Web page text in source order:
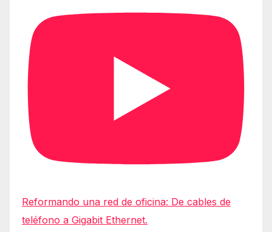
Reformando una red de oficina: De cables de
teléfono a Gigabit Ethernet.